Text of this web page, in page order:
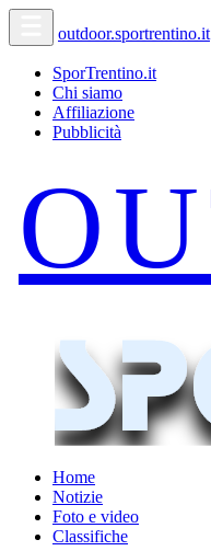
outdoor.sportrentino.it
SporTrentino.it
Chi siamo
Affiliazione
Pubblicità
Home
Notizie
Foto e video
Classifiche